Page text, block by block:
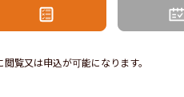
覧又は申込が可能になります。